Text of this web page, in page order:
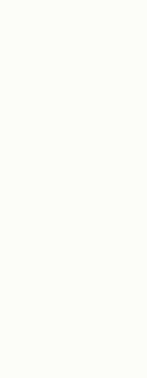
Hellingen
(76%)
(1%)